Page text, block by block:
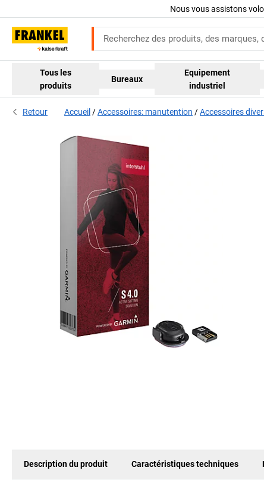
Nous vous assistons
Tous les
produits
Bureaux
Equipement
industriel
Retour Accueil Accessoires: manutention Accessoires
Description du produit Caractéristiques techniques